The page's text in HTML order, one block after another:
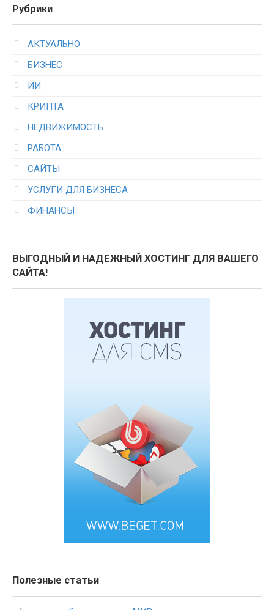
Рубрики
АКТУАЛЬНО
БИЗНЕС
ИИ
КРИПТА
НЕДВИЖИМОСТЬ
РАБОТА
САЙТЫ
УСЛУГИ ДЛЯ БИЗНЕСА
ФИНАНСЫ
ВЫГОДНЫЙ И НАДЕЖНЫЙ ХОСТИНГ ДЛЯ ВАШЕГО
САЙТА!
Полезные статьи